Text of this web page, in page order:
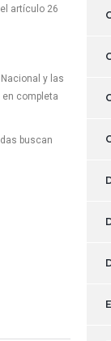
artículo 26
y las
completa
buscan